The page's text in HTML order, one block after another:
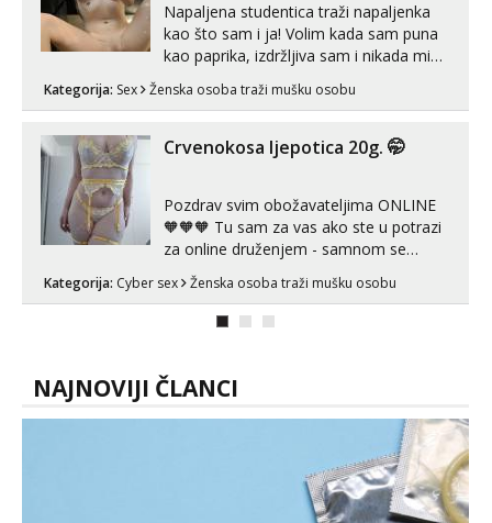
Napaljena studentica traži napaljenka
kao što sam i ja! Volim kada sam puna
kao paprika, izdržljiva sam i nikada mi
puta dnevno bilo kad i bilo gdje zato se
link ispod i nadji me tamo, cekam te!
Kategorija: Sex Ženska osoba traži mušku osobu
Crvenokosa ljepotica 20g. 🤭
Pozdrav svim obožavateljima ONLINE
🧡🧡🧡 Tu sam za vas ako ste u potrazi
za online druženjem - samnom se
možete zabaviti preko videopoziva, ili
ako vam nisam dovoljna radim i u paru i
trojci s kolegicama, svaka je drugačija
Kategorija: Cyber sex Ženska osoba traži mušku osobu
NAJNOVIJI ČLANCI